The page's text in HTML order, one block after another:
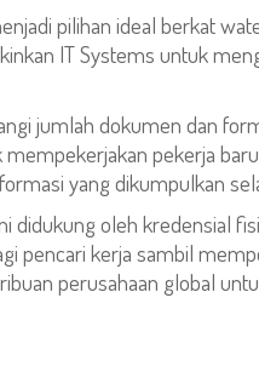
pilihan ideal berkat
IT Systems untuk
jumlah dokumen dan
pekerja
yang dikumpulkan
didukung oleh kredensial
pencari kerja sambil
perusahaan global